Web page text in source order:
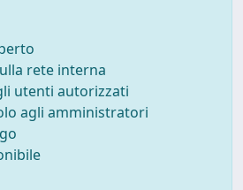
rete interna
utenti autorizzati
agli amministratori